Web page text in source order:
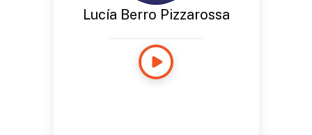
Lucía Berro Pizzarossa